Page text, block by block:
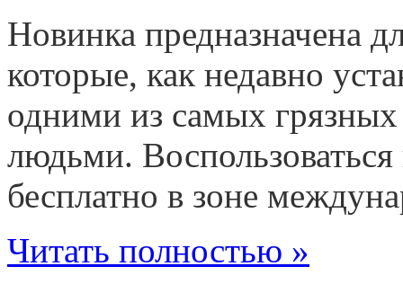
Новинка предназначена
которые, как недавно
одними из самых
людьми.
бесплатно в зоне
Читать полностью »